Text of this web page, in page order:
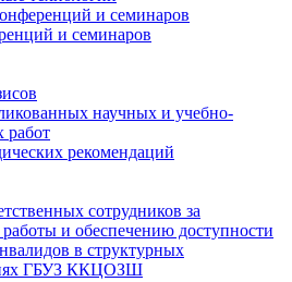
и семинаров
и семинаров
научных и учебно-
работ
рекомендаций
сотрудников за
и обеспечению доступности
в структурных
ГБУЗ ККЦОЗШ